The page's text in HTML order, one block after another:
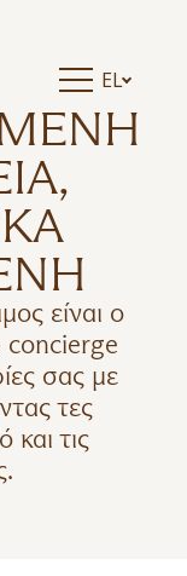
EL
είναι ο
concierge
σας με
τες
τις